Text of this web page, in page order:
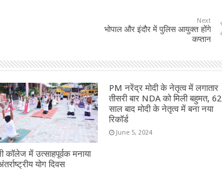
Next
भोपाल और इंदौर में पुलिस आयुक्त होंगे
कप्तान
कॉलेज में उत्साहपूर्वक मनाया
योग दिवस
PM नरेंद्र मोदी के नेतृत्व में लगातार
तीसरी बार NDA को मिली बहुमत, 62
साल बाद मोदी के नेतृत्व में बना नया
रिकॉर्ड
June 5, 2024